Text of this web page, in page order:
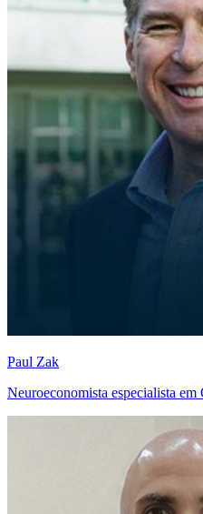
Paul Zak
Neuroeconomista especialista